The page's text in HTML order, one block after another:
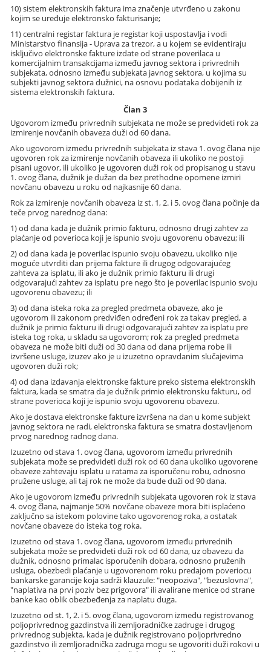
10) sistem elektronskih faktura ima značenje utvrđeno u zakonu
kojim se uređuje elektronsko fakturisanje;
11) centralni registar faktura je registar koji uspostavlja i vodi
Ministarstvo finansija - Uprava za trezor, a u kojem se evidentiraju
isključivo elektronske fakture izdate od strane poverilaca u
komercijalnim transakcijama između javnog sektora i privrednih
subjekata, odnosno između subjekata javnog sektora, u kojima su
subjekti javnog sektora dužnici, na osnovu podataka dobijenih iz
sistema elektronskih faktura.
Član 3
Ugovorom između privrednih subjekata ne može se predvideti rok za
izmirenje novčanih obaveza duži od 60 dana.
Ako ugovorom između privrednih subjekata iz stava 1. ovog člana nije
ugovoren rok za izmirenje novčanih obaveza ili ukoliko ne postoji
pisani ugovor, ili ukoliko je ugovoren duži rok od propisanog u stavu
1. ovog člana, dužnik je dužan da bez prethodne opomene izmiri
novčanu obavezu u roku od najkasnije 60 dana.
Rok za izmirenje novčanih obaveza iz st. 1, 2. i 5. ovog člana počinje da
teče prvog narednog dana:
1) od dana kada je dužnik primio fakturu, odnosno drugi zahtev za
plaćanje od poverioca koji je ispunio svoju ugovorenu obavezu; ili
2) od dana kada je poverilac ispunio svoju obavezu, ukoliko nije
moguće utvrditi dan prijema fakture ili drugog odgovarajućeg
zahteva za isplatu, ili ako je dužnik primio fakturu ili drugi
odgovarajući zahtev za isplatu pre nego što je poverilac ispunio svoju
ugovorenu obavezu; ili
3) od dana isteka roka za pregled predmeta obaveze, ako je
ugovorom ili zakonom predviđen određeni rok za takav pregled, a
dužnik je primio fakturu ili drugi odgovarajući zahtev za isplatu pre
isteka tog roka, u skladu sa ugovorom; rok za pregled predmeta
obaveza ne može biti duži od 30 dana od dana prijema robe ili
izvršene usluge, izuzev ako je u izuzetno opravdanim slučajevima
ugovoren duži rok;
4) od dana izdavanja elektronske fakture preko sistema elektronskih
faktura, kada se smatra da je dužnik primio elektronsku fakturu, od
strane poverioca koji je ispunio svoju ugovorenu obavezu.
Ako je dostava elektronske fakture izvršena na dan u kome subjekt
javnog sektora ne radi, elektronska faktura se smatra dostavljenom
prvog narednog radnog dana.
Izuzetno od stava 1. ovog člana, ugovorom između privrednih
subjekata može se predvideti duži rok od 60 dana ukoliko ugovorene
obaveze zahtevaju isplatu u ratama za isporučenu robu, odnosno
pružene usluge, ali taj rok ne može da bude duži od 90 dana.
Ako je ugovorom između privrednih subjekata ugovoren rok iz stava
4. ovog člana, najmanje 50% novčane obaveze mora biti isplaćeno
zaključno sa istekom polovine tako ugovorenog roka, a ostatak
novčane obaveze do isteka tog roka.
Izuzetno od stava 1. ovog člana, ugovorom između privrednih
subjekata može se predvideti duži rok od 60 dana, uz obavezu da
dužnik, odnosno primalac isporučenih dobara, odnosno pruženih
usluga, obezbedi plaćanje u ugovorenom roku predajom poveriocu
bankarske garancije koja sadrži klauzule: "neopoziva", "bezuslovna",
"naplativa na prvi poziv bez prigovora" ili avalirane menice od strane
banke kao oblik obezbeđenja za naplatu duga.
Izuzetno od st. 1, 2. i 5. ovog člana, ugovorom između registrovanog
poljoprivrednog gazdinstva ili zemljoradničke zadruge i drugog
privrednog subjekta, kada je dužnik registrovano poljoprivredno
gazdinstvo ili zemljoradnička zadruga mogu se ugovoriti duži rokovi u